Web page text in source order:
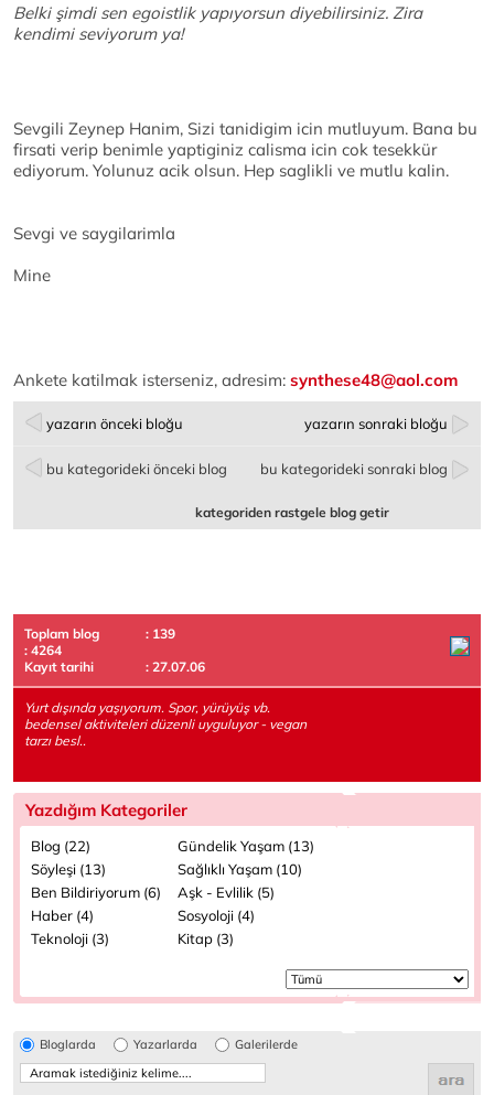
Belki şimdi sen egoistlik yapıyorsun diyebilirsiniz. Zira
kendimi seviyorum ya!
Sevgili Zeynep Hanim, Sizi tanidigim icin mutluyum. Bana bu
firsati verip benimle yaptiginiz calisma icin cok tesekkür
ediyorum. Yolunuz acik olsun. Hep saglikli ve mutlu kalin.
Sevgi ve saygilarimla
Mine
Ankete katilmak isterseniz, adresim: synthese48@aol.com
yazarın önceki bloğu yazarın sonraki bloğu
bu kategorideki önceki blog bu kategorideki sonraki blog
kategoriden rastgele blog getir
Toplam blog
: 139
: 4264
Kayıt tarihi
: 27.07.06
Yurt dışında yaşıyorum. Spor, yürüyüş vb.
bedensel aktiviteleri düzenli uyguluyor - vegan
tarzı besl..
Yazdığım Kategoriler
Blog (22)
Gündelik Yaşam (13)
Söyleşi (13)
Sağlıklı Yaşam (10)
Ben Bildiriyorum (6)
Aşk - Evlilik (5)
Haber (4)
Sosyoloji (4)
Teknoloji (3)
Kitap (3)
Bloglarda Yazarlarda Galerilerde